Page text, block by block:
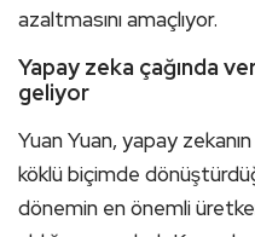
azaltmasını amaçlıyor.
Yapay zeka çağında
geliyor
Yuan Yuan, yapay
köklü biçimde
dönemin en önemli